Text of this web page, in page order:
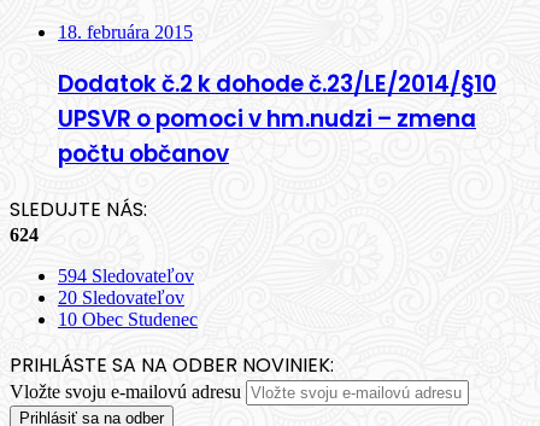
18. februára 2015
Dodatok č.2 k dohode č.23/LE/2014/§10
UPSVR o pomoci v hm.nudzi – zmena
počtu občanov
SLEDUJTE NÁS:
624
594 Sledovateľov
20 Sledovateľov
10 Obec Studenec
PRIHLÁSTE SA NA ODBER NOVINIEK:
Vložte svoju e-mailovú adresu